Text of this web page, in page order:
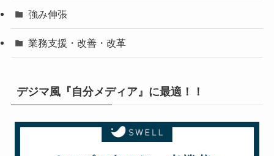
強み伸張
業務支援・改善・改革
デジマ風『自分メディア』に最適！！